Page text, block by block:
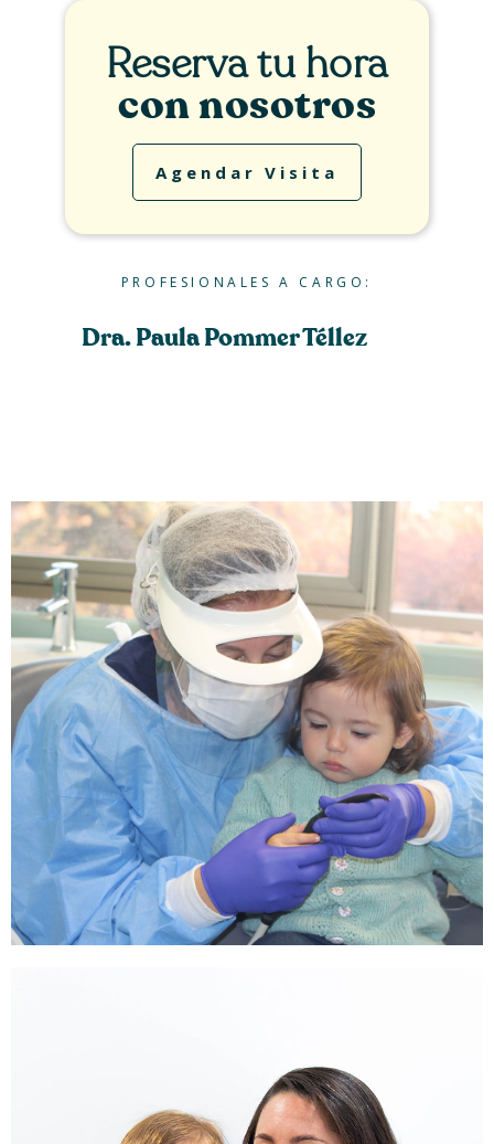
Reserva tu hora
con nosotros
Agendar Visita
PROFESIONALES A CARGO:
Dra. Paula Pommer Téllez